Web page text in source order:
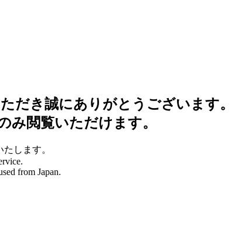
だき誠にありがとうございます。
み閲覧いただけます。
します。
from Japan.